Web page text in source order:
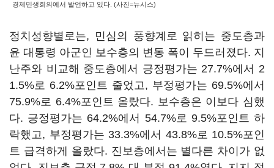
경제민생회의에서 발언하고 있다. (사진=뉴시스)
정치성향별로는, 민심의 풍향계로 읽히는 중도층과
윤 대통령 아군인 보수층의 변동 폭이 두드러졌다. 지
난주와 비교해 중도층에서 긍정평가는 27.7%에서 2
1.5%로 6.2%포인트 줄었고, 부정평가는 69.5%에서
75.9%로 6.4%포인트 올랐다. 보수층은 이보다 심했
다. 긍정평가는 64.2%에서 54.7%로 9.5%포인트 하
락했고, 부정평가는 33.3%에서 43.8%로 10.5%포인
트 급격하게 올랐다. 진보층에서는 별다른 차이가 없